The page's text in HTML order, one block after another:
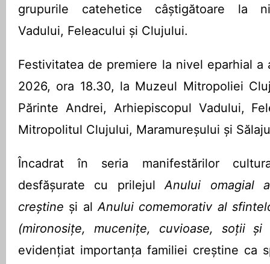
grupurile catehetice câștigătoare la
Vadului, Feleacului și Clujului.
Festivitatea de premiere la nivel eparhial a
2026, ora 18.30, la Muzeul Mitropoliei
Părinte Andrei, Arhiepiscopul Vadului,
Mitropolitul Clujului, Maramureșului și
Încadrat în seria manifestărilor
desfășurate cu prilejulAnului omagial
creștine și alAnului comemorativ al
(mironosițe, mucenițe, cuvioase, soții și
evidențiat importanța familiei creștine ca